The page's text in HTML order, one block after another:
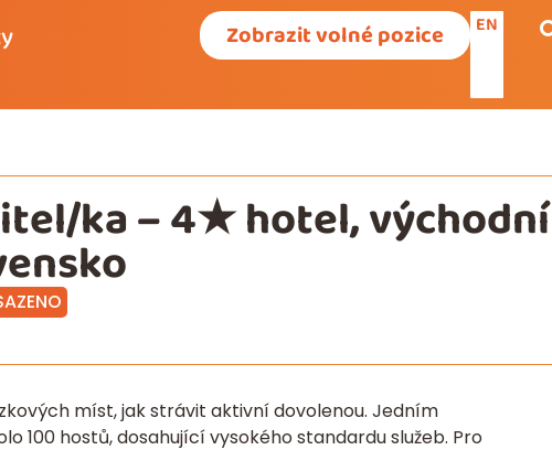
Zobrazit volné pozice EN
ka – 4★ hotel, východní
míst, jak strávit aktivní dovolenou. Jedním
100 hostů, dosahující vysokého standardu služeb. Pro